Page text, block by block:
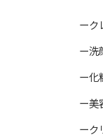
ーク
ー洗
ー化
ー美
ーク